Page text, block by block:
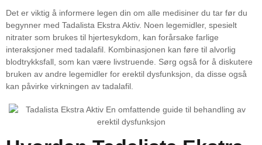
Det er viktig å informere legen din om alle medisiner du tar før du
begynner med Tadalista Ekstra Aktiv. Noen legemidler, spesielt
nitrater som brukes til hjertesykdom, kan forårsake farlige
interaksjoner med tadalafil. Kombinasjonen kan føre til alvorlig
blodtrykksfall, som kan være livstruende. Sørg også for å diskutere
bruken av andre legemidler for erektil dysfunksjon, da disse også
kan påvirke virkningen av tadalafil.